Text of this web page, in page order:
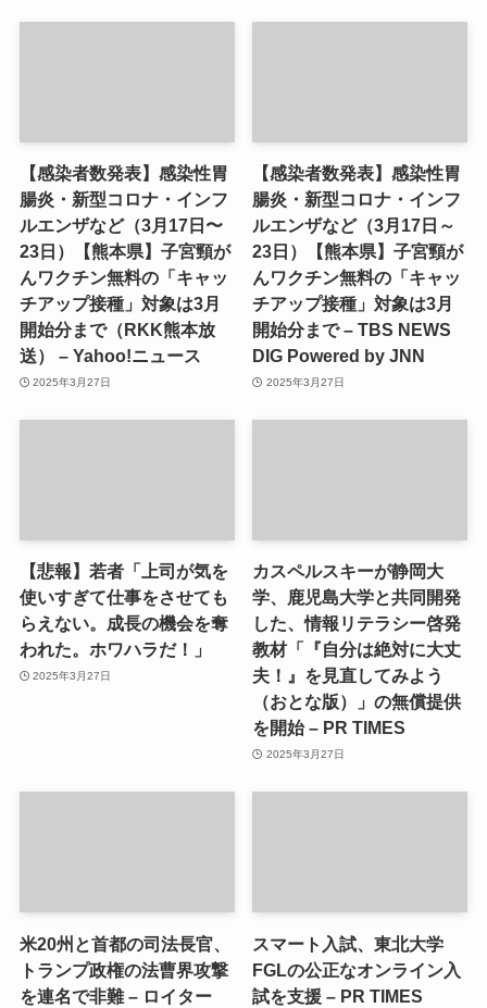
【感染者数発表】感染性胃
腸炎・新型コロナ・インフ
ルエンザなど（3月17日〜
23日）【熊本県】子宮頸が
んワクチン無料の「キャッ
チアップ接種」対象は3月
開始分まで（RKK熊本放
送） – Yahoo!ニュース
2025年3月27日
【感染者数発表】感染性胃
腸炎・新型コロナ・インフ
ルエンザなど（3月17日～
23日）【熊本県】子宮頸が
んワクチン無料の「キャッ
チアップ接種」対象は3月
開始分まで – TBS NEWS
DIG Powered by JNN
2025年3月27日
【悲報】若者「上司が気を
使いすぎて仕事をさせても
らえない。成長の機会を奪
われた。ホワハラだ！」
2025年3月27日
カスペルスキーが静岡大
学、鹿児島大学と共同開発
した、情報リテラシー啓発
教材「『自分は絶対に大丈
夫！』を見直してみよう
（おとな版）」の無償提供
を開始 – PR TIMES
2025年3月27日
米20州と首都の司法長官、
トランプ政権の法曹界攻撃
を連名で非難 – ロイター
スマート入試、東北大学
FGLの公正なオンライン入
試を支援 – PR TIMES